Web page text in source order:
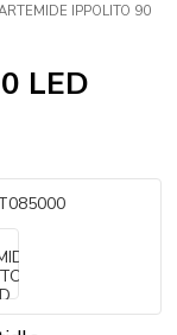
IPPOLITO 90
LED